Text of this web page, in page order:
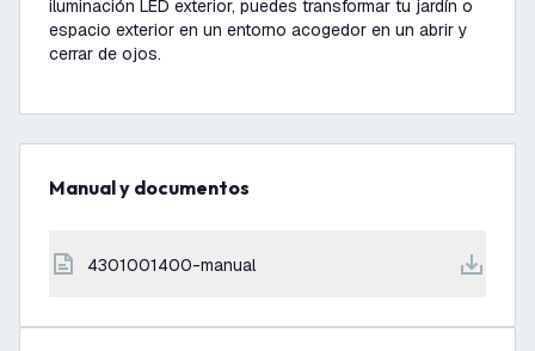
iluminación LED exterior, puedes transformar tu jardín o
espacio exterior en un entorno acogedor en un abrir y
cerrar de ojos.
Manual y documentos
4301001400-manual